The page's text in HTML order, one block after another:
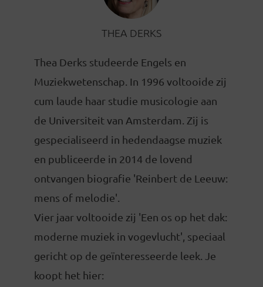
THEA DERKS
Thea Derks studeerde Engels en
Muziekwetenschap. In 1996 voltooide zij
cum laude haar studie musicologie aan
de Universiteit van Amsterdam. Zij is
gespecialiseerd in hedendaagse muziek
en publiceerde in 2014 de lovend
ontvangen biografie 'Reinbert de Leeuw:
mens of melodie'.
Vier jaar voltooide zij 'Een os op het dak:
moderne muziek in vogevlucht', speciaal
gericht op de geïnteresseerde leek. Je
koopt het hier: